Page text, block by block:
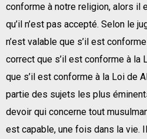
conforme à notre religion, alors il
qu’il n’est pas accepté. Selon le
n’est valable que s’il est
correct que s’il est conforme à la
que s’il est conforme à la Loi de
partie des sujets les plus
devoir qui concerne tout
est capable, une fois dans la vie.